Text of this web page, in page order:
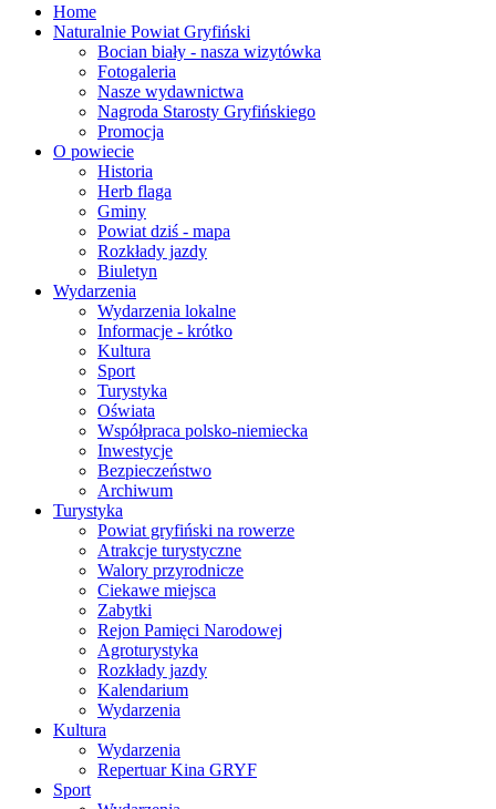
Home
Naturalnie Powiat Gryfiński
Bocian biały - nasza wizytówka
Fotogaleria
Nasze wydawnictwa
Nagroda Starosty Gryfińskiego
Promocja
O powiecie
Historia
Herb flaga
Gminy
Powiat dziś - mapa
Rozkłady jazdy
Biuletyn
Wydarzenia
Wydarzenia lokalne
Informacje - krótko
Kultura
Sport
Turystyka
Oświata
Współpraca polsko-niemiecka
Inwestycje
Bezpieczeństwo
Archiwum
Turystyka
Powiat gryfiński na rowerze
Atrakcje turystyczne
Walory przyrodnicze
Ciekawe miejsca
Zabytki
Rejon Pamięci Narodowej
Agroturystyka
Rozkłady jazdy
Kalendarium
Wydarzenia
Kultura
Wydarzenia
Repertuar Kina GRYF
Sport